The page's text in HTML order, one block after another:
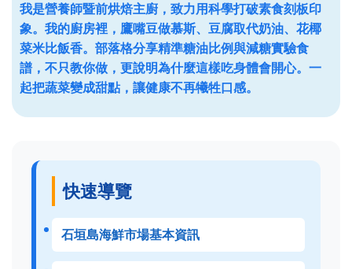
我是營養師暨前烘焙主廚，致力用科學打破素食刻板印
象。我的廚房裡，鷹嘴豆做慕斯、豆腐取代奶油、花椰
菜米比飯香。部落格分享精準糖油比例與減糖實驗食
譜，不只教你做，更說明為什麼這樣吃身體會開心。一
起把蔬菜變成甜點，讓健康不再犧牲口感。
快速導覽
石垣島海鮮市場基本資訊